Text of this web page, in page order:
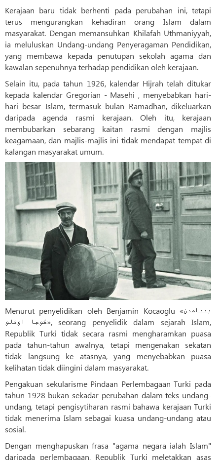
Kerajaan baru tidak berhenti pada perubahan ini, tetapi
terus mengurangkan kehadiran orang Islam dalam
masyarakat. Dengan memansuhkan Khilafah Uthmaniyyah,
ia meluluskan Undang-undang Penyeragaman Pendidikan,
yang membawa kepada penutupan sekolah agama dan
kawalan sepenuhnya terhadap pendidikan oleh kerajaan.
Selain itu, pada tahun 1926, kalendar Hijrah telah ditukar
kepada kalendar Gregorian - Masehi , menyebabkan hari-
hari besar Islam, termasuk bulan Ramadhan, dikeluarkan
daripada agenda rasmi kerajaan. Oleh itu, kerajaan
membubarkan sebarang kaitan rasmi dengan majlis
keagamaan, dan majlis-majlis ini tidak mendapat tempat di
kalangan masyarakat umum.
Menurut penyelidikan oleh Benjamin Kocaoglu «بنیامین
کوجا اوغلو», seorang penyelidik dalam sejarah Islam,
Republik Turki tidak secara rasmi mengharamkan puasa
pada tahun-tahun awalnya, tetapi mengenakan sekatan
tidak langsung ke atasnya, yang menyebabkan puasa
kelihatan tidak diingini dalam masyarakat.
Pengakuan sekularisme Pindaan Perlembagaan Turki pada
tahun 1928 bukan sekadar perubahan dalam teks undang-
undang, tetapi pengisytiharan rasmi bahawa kerajaan Turki
tidak menerima Islam sebagai kuasa undang-undang atau
sosial.
Dengan menghapuskan frasa "agama negara ialah Islam"
daripada perlembagaan, Republik Turki meletakkan asas